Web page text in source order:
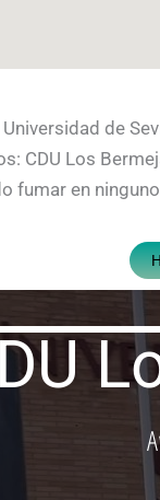
de
CDU Los
fumar en